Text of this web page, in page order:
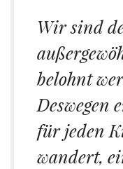
Wir sind
belohnt
Deswegen
für jeden
wandert,